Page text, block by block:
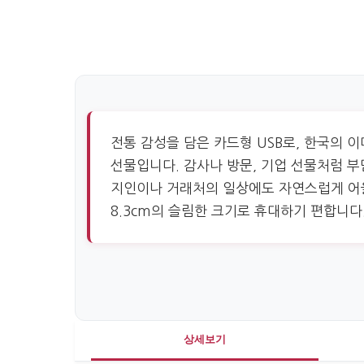
전통 감성을 담은 카드형 USB로, 한국의
선물입니다. 감사나 방문, 기업 선물처럼
지인이나 거래처의 일상에도 자연스럽게
8.3cm의 슬림한 크기로 휴대하기 편합니
상세보기